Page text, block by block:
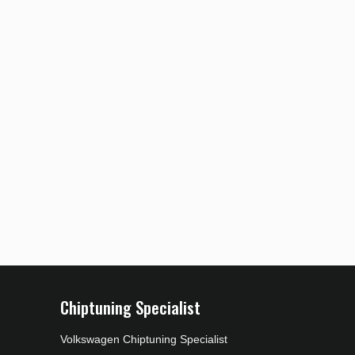
Chiptuning Specialist
Volkswagen Chiptuning Specialist